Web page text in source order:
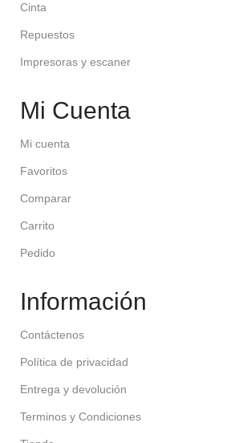
Cinta
Repuestos
Impresoras y escaner
Mi Cuenta
Mi cuenta
Favoritos
Comparar
Carrito
Pedido
Información
Contáctenos
Política de privacidad
Entrega y devolución
Terminos y Condiciones